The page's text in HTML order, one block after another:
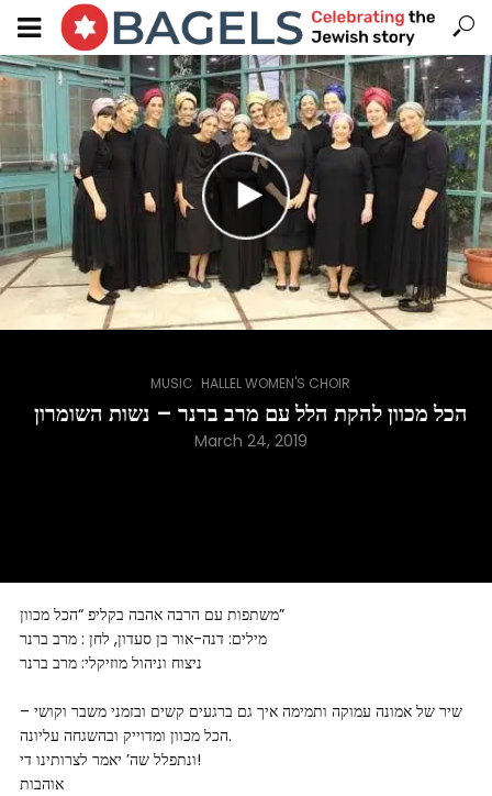
MUSIC HALLEL WOMEN'S CHOIR
הכל מכוון להקת הלל עם מרב ברנר – נשות השומרון
March 24, 2019
משתפות עם הרבה אהבה בקליפ “הכל מכוון”
מילים: דנה-אור בן סעדון, לחן : מרב ברנר
ניצוח וניהול מוזיקלי: מרב ברנר
שיר של אמונה עמוקה ותמימה איך גם ברגעים קשים ובזמני משבר וקושי –
הכל מכוון ומדוייק ובהשגחה עליונה.
ונתפלל שה’ יאמר לצרותינו די!
אוהבות